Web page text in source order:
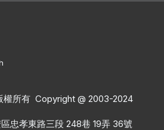
權所有 Copyright @ 2003-2024
忠孝東路三段 248巷 19弄 36號